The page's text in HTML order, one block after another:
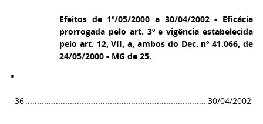
Efeitos de 1º/05/2000 a 30/04/2002 - Eficácia
prorrogada pelo art. 3º e vigência estabelecida
pelo art. 12, VII, a, ambos do Dec. nº 41.066, de
24/05/2000 - MG de 25.
"
36............................................................................. 30/04/2002